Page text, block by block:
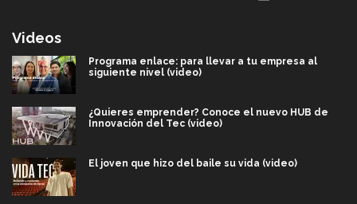
Videos
Programa enlace: para llevar a tu empresa al
siguiente nivel (video)
¿Quieres emprender? Conoce el nuevo HUB de
Innovación del Tec (video)
El joven que hizo del baile su vida (video)